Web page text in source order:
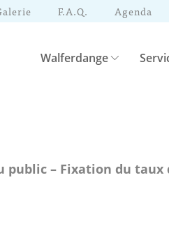
F.A.Q. Agenda
Walferdange
public – Fixation du taux